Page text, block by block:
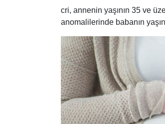
cri, annenin yaşının 35 ve
anomalilerinde babanın